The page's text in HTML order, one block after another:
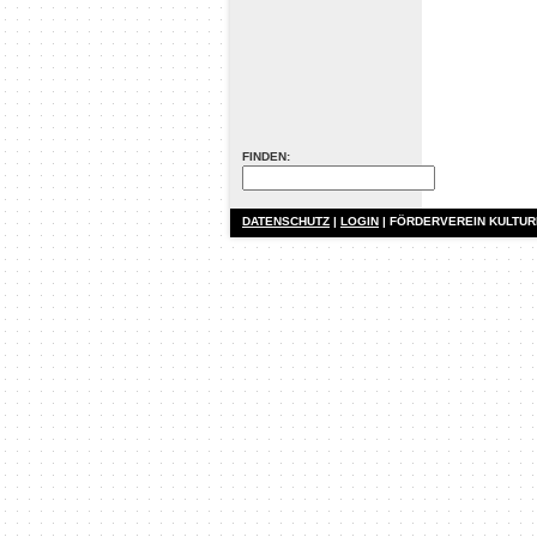
FINDEN:
DATENSCHUTZ | LOGIN | FÖRDERVEREIN